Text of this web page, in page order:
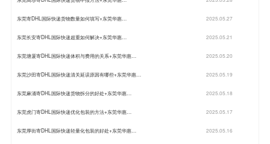
东莞寄DHL国际快递货物数量如何填写+东莞华惠… 2025.05.27
东莞长安寄DHL国际快递超重如何解决+东莞华惠… 2025.05.21
东莞塘厦寄DHL国际快递体积与费用的关系+东莞华惠… 2025.05.20
东莞沙田寄DHL国际快递清关延误原因有哪些+东莞华惠… 2025.05.19
东莞麻涌寄DHL国际快递货物拆分的好处+东莞华惠… 2025.05.18
东莞虎门寄DHL国际快递优化包装的方法+东莞华惠… 2025.05.17
东莞厚街寄DHL国际快递轻量化包装的好处+东莞华惠… 2025.05.16